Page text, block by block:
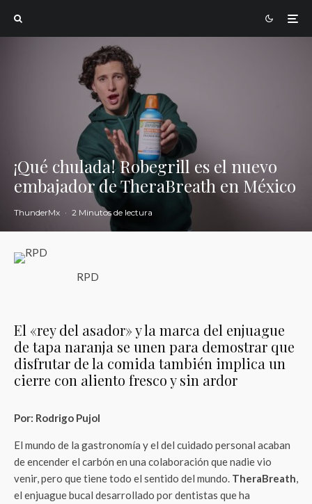
¡Qué chulada! Robegrill es el nuevo
embajador de TheraBreath en México
ThunderMx · 2 Minutos de lectura
RPD
El «rey del asador» y la marca del enjuague
de tapa naranja se unen para demostrar que
disfrutar de la comida también implica un
cierre con aliento fresco y sin ardor
Por: Rodrigo Pujol
El mundo de la gastronomía y el del cuidado personal acaban
de encender el carbón en una colaboración que nadie vio
venir, pero que tiene todo el sentido del mundo. TheraBreath,
el enjuague bucal desarrollado por dentistas que ha